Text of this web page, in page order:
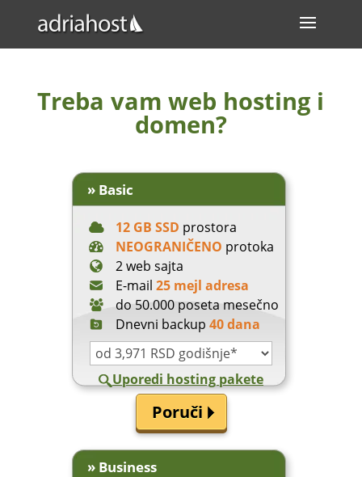
Treba vam web hosting i
domen?
» Basic
12 GB SSD prostora
NEOGRANIČENO protoka
2 web sajta
E-mail 25 mejl adresa
do 50.000 poseta mesečno
Dnevni backup 40 dana
Uporedi hosting pakete
» Business